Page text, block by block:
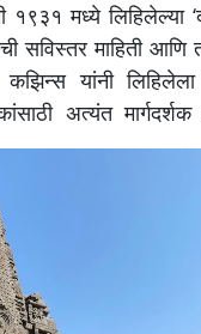
१९३१ मध्ये लिहिलेल्या
सविस्तर माहिती आणि
कझिन्स यांनी
अत्यंत मार्गदर्शक